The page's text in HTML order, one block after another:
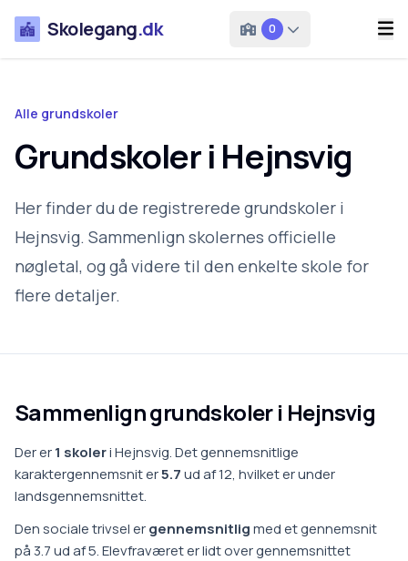
Skolegang.dk 0
Alle grundskoler
Grundskoler i Hejnsvig
Her finder du de registrerede grundskoler i
Hejnsvig. Sammenlign skolernes officielle
nøgletal, og gå videre til den enkelte skole for
flere detaljer.
Sammenlign grundskoler i Hejnsvig
Der er1 skoleriHejnsvig.Det gennemsnitlige
karaktergennemsnit er5.7ud af 12, hvilket erunder
landsgennemsnittet.
Den sociale trivsel ergennemsnitligmed et gennemsnit
på 3.7ud af 5.Elevfraværet erlidt over gennemsnittet